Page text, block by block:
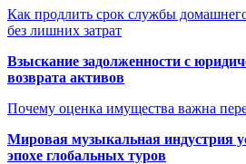
Как продлить срок службы
без лишних затрат
Взыскание задолженности с
возврата активов
Почему оценка имущества важна
Мировая музыкальная индустрия
эпохе глобальных туров